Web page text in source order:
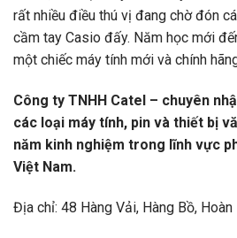
rất nhiều điều thú vị đang chờ đón
cầm tay Casio đấy. Năm học mới
một chiếc máy tính mới và chính
Công ty TNHH Catel – chuyên
các loại máy tính, pin và thiết bị
năm kinh nghiệm trong lĩnh vực
Việt Nam.
Địa chỉ: 48 Hàng Vải, Hàng Bồ, Hoàn